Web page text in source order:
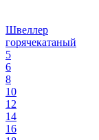
Швеллер
горячекатаный
5
6
8
10
12
14
16